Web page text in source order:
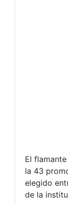
El
la 43
elegido
de la